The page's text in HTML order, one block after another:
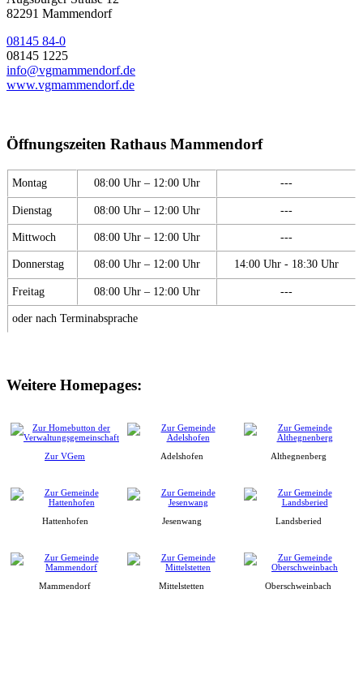
82291 Mammendorf
08145 84-0
08145 1225
info@vgmammendorf.de
www.vgmammendorf.de
Öffnungszeiten Rathaus Mammendorf
Montag 08:00 Uhr – 12:00 Uhr ---
Dienstag 08:00 Uhr – 12:00 Uhr ---
Mittwoch 08:00 Uhr – 12:00 Uhr ---
Donnerstag 08:00 Uhr – 12:00 Uhr 14:00 Uhr - 18:30 Uhr
Freitag 08:00 Uhr – 12:00 Uhr ---
oder nach Terminabsprache
Weitere Homepages:
Zur VGem Adelshofen Althegnenberg
Hattenhofen Jesenwang Landsberied
Mammendorf Mittelstetten Oberschweinbach